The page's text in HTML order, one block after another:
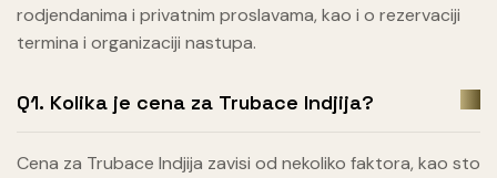
rodjendanima i privatnim proslavama, kao i o rezervaciji
termina i organizaciji nastupa.
Q1. Kolika je cena za Trubace Indjija?
Cena za Trubace Indjija zavisi od nekoliko faktora, kao sto